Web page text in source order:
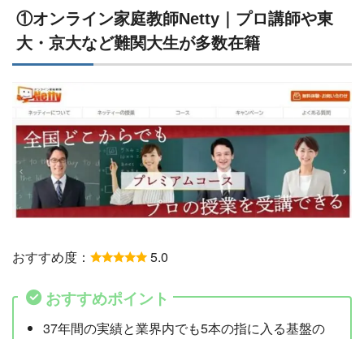
①オンライン家庭教師Netty｜プロ講師や東
大・京大など難関大生が多数在籍
おすすめ度： 5.0
おすすめポイント
37年間の実績と業界内でも5本の指に入る基盤の